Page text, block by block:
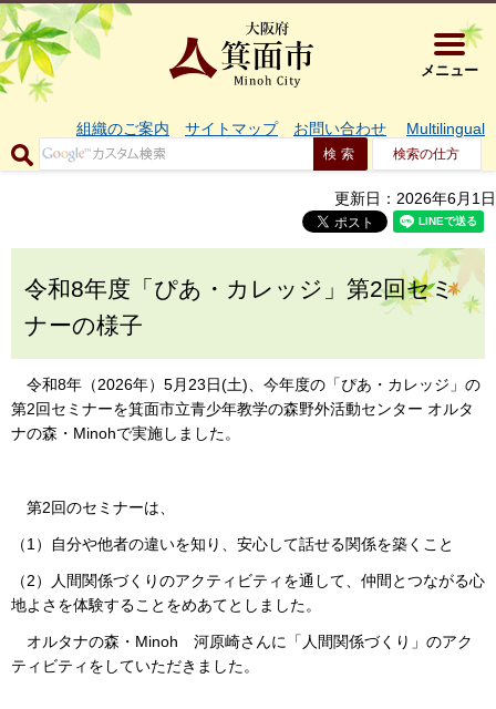
大阪府箕
メニュー
組織のご案内 サイトマップ お問い合わせ Multilingual
検索の仕方
更新日：2026年6月1日
令和8年度「ぴあ・カレッジ」第2回セミ
ナーの様子
令和8年（2026年）5月23日(土)、今年度の「ぴあ・カレッジ」の
第2回セミナーを箕面市立青少年教学の森野外活動センター オルタ
ナの森・Minohで実施しました。
第2回のセミナーは、
（1）自分や他者の違いを知り、安心して話せる関係を築くこと
（2）人間関係づくりのアクティビティを通して、仲間とつながる心
地よさを体験することをめあてとしました。
オルタナの森・Minoh 河原崎さんに「人間関係づくり」のアク
ティビティをしていただきました。